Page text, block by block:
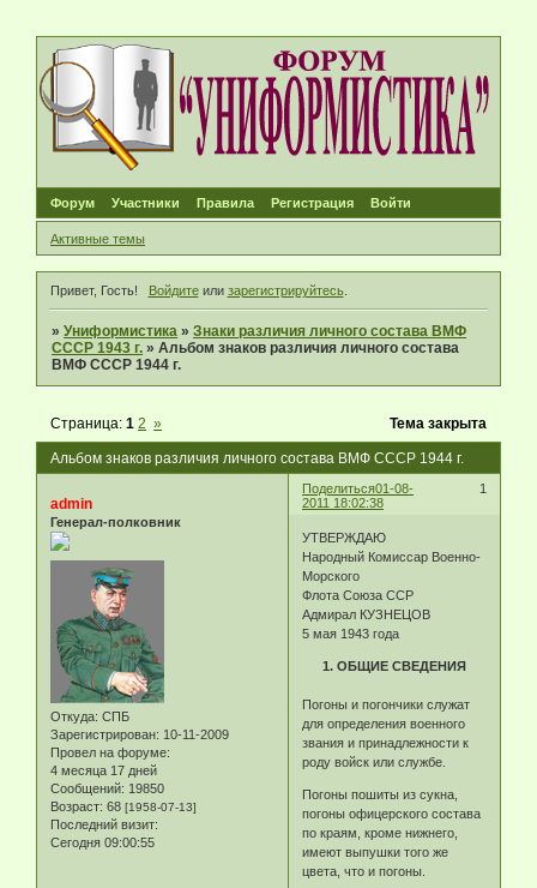
Форум Участники Правила Регистрация Войти
Активные темы
Привет, Гость! Войдитеили зарегистрируйтесь.
»Униформистика »Знаки различия личного состава ВМФ
СССР 1943 г. »Альбом знаков различия личного состава
ВМФ СССР 1944 г.
Альбом знаков различия личного состава ВМФ СССР 1944 г.
Страница:1 2 » Тема закрыта
Поделиться 1
01-08-
2011 18:02:38
admin
Генерал-полковник
Откуда: СПБ
Зарегистрирован: 10-11-2009
Провел на форуме:
4 месяца 17 дней
Сообщений: 19850
Возраст: 68 [1958-07-13]
Последний визит:
Сегодня 09:00:55
УТВЕРЖДАЮ
Народный Комиссар Военно-
Морского
Флота Союза ССР
Адмирал КУЗНЕЦОВ
5 мая 1943 года
1. ОБЩИЕ СВЕДЕНИЯ
Погоны и погончики служат
для определения военного
звания и принадлежности к
роду войск или службе.
Погоны пошиты из сукна,
погоны офицерского состава
по краям, кроме нижнего,
имеют выпушки того же
цвета, что и погоны.